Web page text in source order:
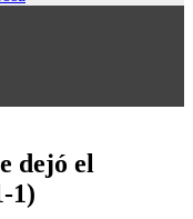
dejó el
1)